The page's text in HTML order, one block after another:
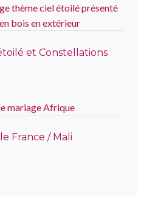
et Constellations
France / Mali